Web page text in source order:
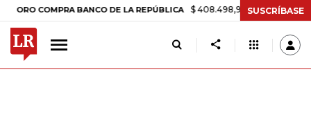
BANCO DE LA REPÚBLICA $ 408.498,97 +$ 8.753,81 +2,19%
SUSCRÍBASE